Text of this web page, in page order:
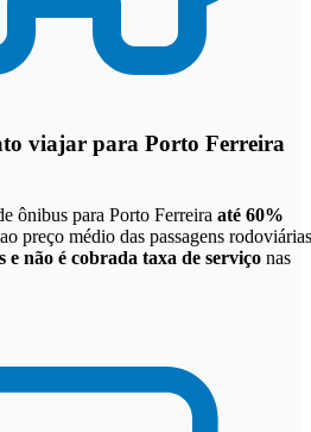
viajar para Porto Ferreira
ônibus para Porto Ferreira até 60%
preço médio das passagens
e não é cobrada taxa de serviço nas